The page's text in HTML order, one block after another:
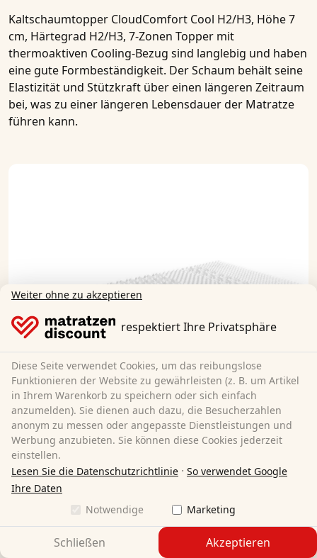
Kaltschaumtopper CloudComfort Cool H2/H3, Höhe 7
cm, Härtegrad H2/H3, 7-Zonen Topper mit
thermoaktiven Cooling-Bezug sind langlebig und haben
eine gute Formbeständigkeit. Der Schaum behält seine
Elastizität und Stützkraft über einen längeren Zeitraum
bei, was zu einer längeren Lebensdauer der Matratze
führen kann.
Einseitiger 3D Konturenschnitt
Der aufwendige 3D-Konturenschnitt sorgt bei der
Kaltschaumtopper CloudComfort Cool H2/H3, Höhe 7
Weiter ohne zu akzeptieren
respektiert Ihre Privatsphäre
Diese Seite verwendet Cookies, um das reibungslose
Funktionieren der Website zu gewährleisten (z. B. um Artikel
in Ihrem Warenkorb zu speichern oder sich einfach
anzumelden). Sie dienen auch dazu, die Besucherzahlen
anonym zu messen oder angepasste Dienstleistungen und
Werbung anzubieten. Sie können diese Cookies jederzeit
einstellen.
Lesen Sie die Datenschutzrichtlinie · So verwendet Google
Ihre Daten
Notwendige
Marketing
Schließen Akzeptieren